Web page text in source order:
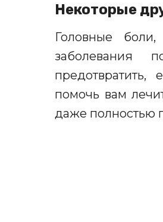
Некоторые
Головные
заболевания
предотвратить,
помочь вам
даже полностью